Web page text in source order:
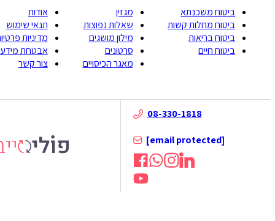
ביטוח משכנתא
ביטוח מחלות קשות
ביטוח בריאות
ביטוח חיים
מגזין
שאלות נפוצות
מילון מושגים
סרטונים
מאגר הכיסויים
אודות
תנאי שימוש
מדיניות פרטיות
אבטחת מידע
צור קשר
08-330-1818
[email protected]